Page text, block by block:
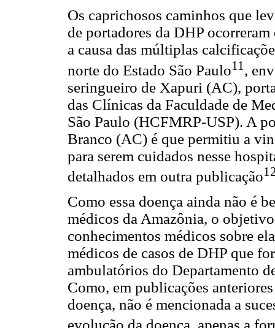
Os caprichosos caminhos que
de portadores da DHP
a causa das múltiplas
norte do Estado São Paulo11 ,
seringueiro de Xapuri (AC),
das Clínicas da Faculdade de
São Paulo (HCFMRP-USP). A
Branco (AC) é que permitiu a
para serem cuidados nesse
detalhados em outra publicação
Como essa doença ainda não é
médicos da Amazônia, o
conhecimentos médicos sobre
médicos de casos de DHP que
ambulatórios do Departamento
Como, em publicações
doença, não é mencionada a